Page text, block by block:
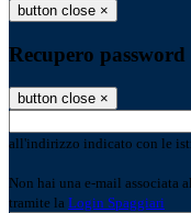
button close ×
Recupero password
button close ×
all'indirizzo indicato con le
Non hai una e-mail associata
tramite la Login Spaggiari